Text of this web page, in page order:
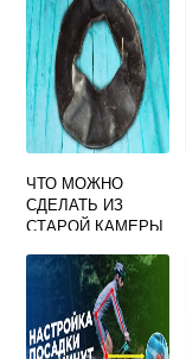
ЧТО МОЖНО
СДЕЛАТЬ ИЗ
СТАРОЙ КАМЕРЫ